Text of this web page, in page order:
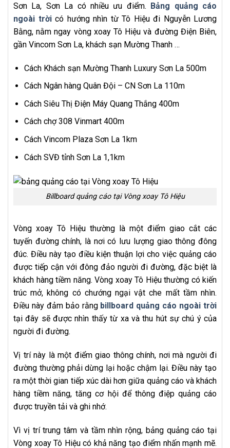
Sơn La, Sơn La có nhiều ưu điểm. Bảng quảng cáo
ngoài trời có hướng nhìn từ Tô Hiệu đi Nguyễn Lương
Bằng, nằm ngay vòng xoay Tô Hiệu và đường Điện Biên,
gần Vincom Sơn La, khách sạn Mường Thanh …
Cách Khách sạn Mường Thanh Luxury Sơn La 500m
Cách Ngân hàng Quân Đội – CN Sơn La 110m
Cách Siêu Thị Điện Máy Quang Thắng 400m
Cách chợ 308 Vinmart 400m
Cách Vincom Plaza Sơn La 1km
Cách SVĐ tỉnh Sơn La 1,1km
Billboard quảng cáo tại Vòng xoay Tô Hiệu
Vòng xoay Tô Hiệu thường là một điểm giao cắt các
tuyến đường chính, là nơi có lưu lượng giao thông đông
đúc. Điều này tạo điều kiện thuận lợi cho việc quảng cáo
được tiếp cận với đông đảo người đi đường, đặc biệt là
khách hàng tiềm năng. Vòng xoay Tô Hiệu thường có kiến
trúc mở, không có chướng ngại vật che mất tầm nhìn.
Điều này đảm bảo rằng billboard quảng cáo ngoài trời
tại đây sẽ được nhìn thấy từ xa và thu hút sự chú ý của
người đi đường.
Vị trí này là một điểm giao thông chính, nơi mà người đi
đường thường phải dừng lại hoặc chậm lại. Điều này tạo
ra một thời gian tiếp xúc dài hơn giữa quảng cáo và khách
hàng tiềm năng, tăng cơ hội để thông điệp quảng cáo
được truyền tải và ghi nhớ.
Vì vị trí trung tâm và tầm nhìn rộng, bảng quảng cáo tại
Vòng xoay Tô Hiệu có khả năng tạo điểm nhấn mạnh mẽ.